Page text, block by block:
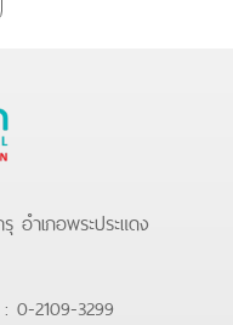
ำเภอพระประแดง
0-2109-3299